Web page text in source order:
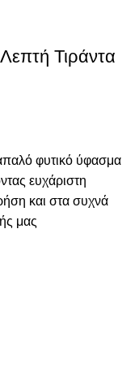
Τιράντα
φυτικό ύφασμα
ευχάριστη
και στα συχνά
μας